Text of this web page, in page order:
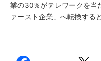
業の30％がテレワークを当
ァースト企業」へ転換する